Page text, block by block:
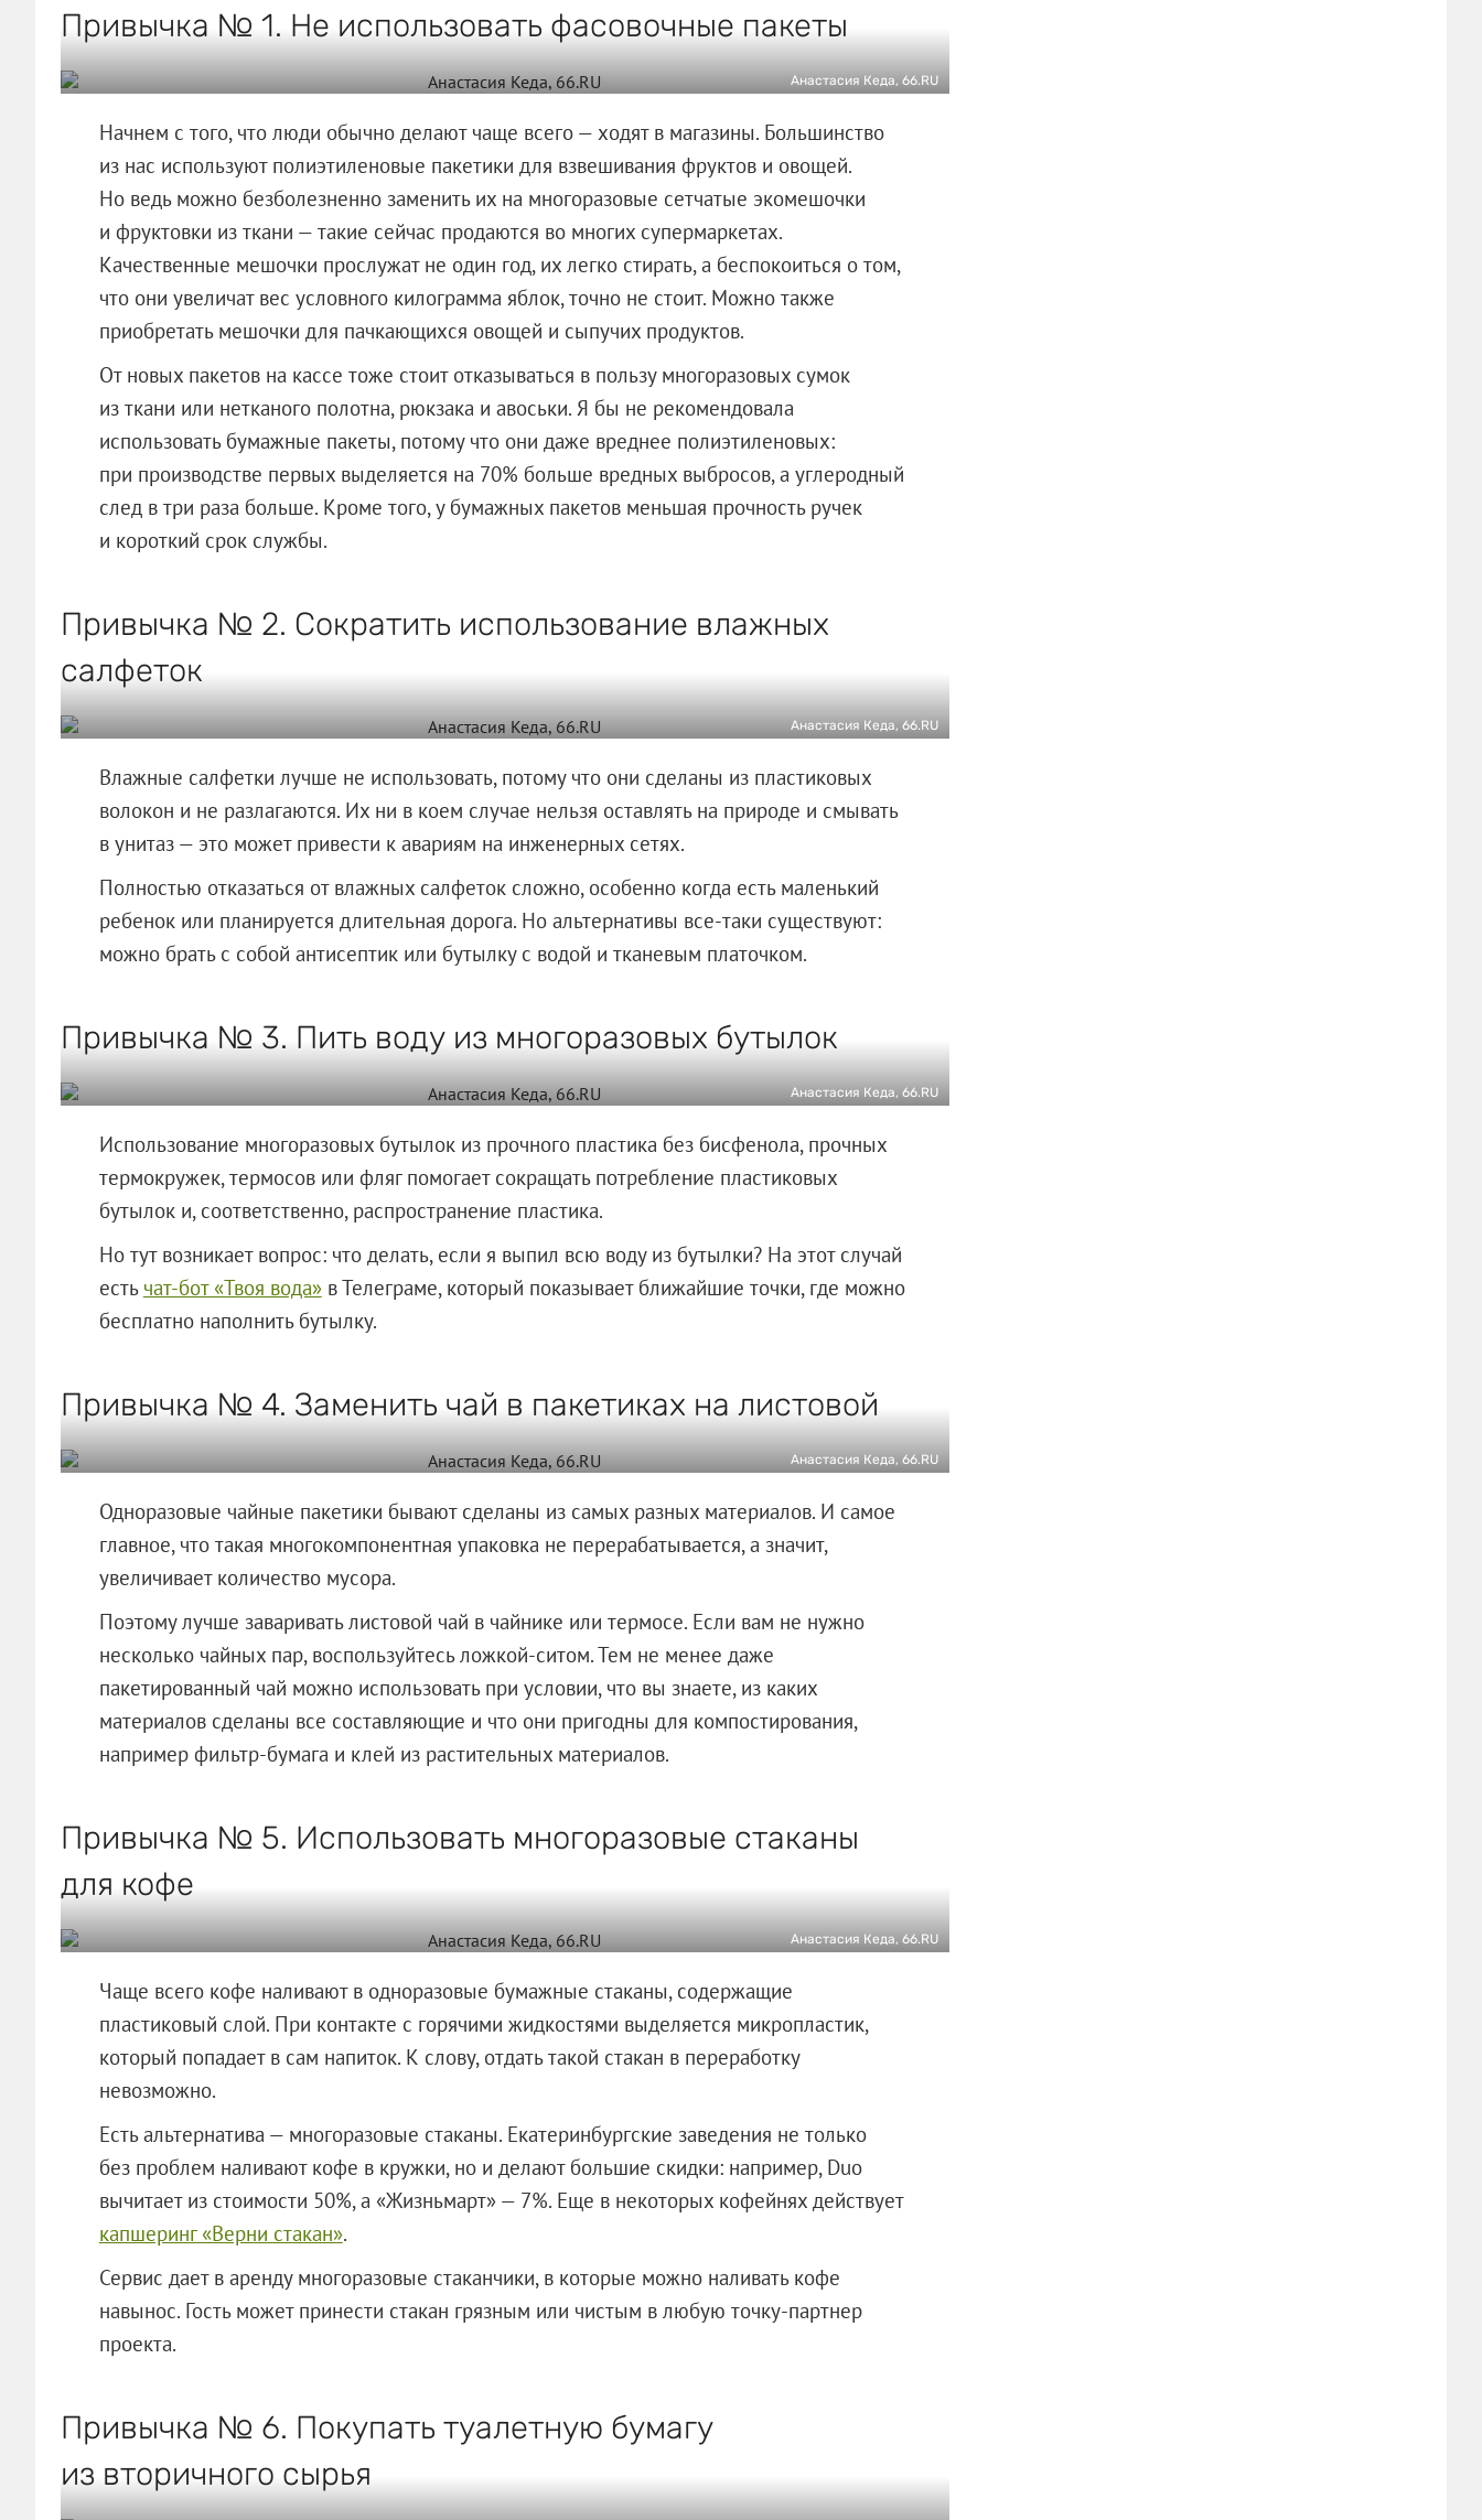
Привычка № 1. Не использовать фасовочные пакеты
Анастасия Кеда, 66.RU
Начнем с того, что люди обычно делают чаще всего — ходят в магазины. Большинство
из нас используют полиэтиленовые пакетики для взвешивания фруктов и овощей.
Но ведь можно безболезненно заменить их на многоразовые сетчатые экомешочки
и фруктовки из ткани — такие сейчас продаются во многих супермаркетах.
Качественные мешочки прослужат не один год, их легко стирать, а беспокоиться о том,
что они увеличат вес условного килограмма яблок, точно не стоит. Можно также
приобретать мешочки для пачкающихся овощей и сыпучих продуктов.
От новых пакетов на кассе тоже стоит отказываться в пользу многоразовых сумок
из ткани или нетканого полотна, рюкзака и авоськи. Я бы не рекомендовала
использовать бумажные пакеты, потому что они даже вреднее полиэтиленовых:
при производстве первых выделяется на 70% больше вредных выбросов, а углеродный
след в три раза больше. Кроме того, у бумажных пакетов меньшая прочность ручек
и короткий срок службы.
Привычка № 2. Сократить использование влажных
салфеток
Анастасия Кеда, 66.RU
Влажные салфетки лучше не использовать, потому что они сделаны из пластиковых
волокон и не разлагаются. Их ни в коем случае нельзя оставлять на природе и смывать
в унитаз — это может привести к авариям на инженерных сетях.
Полностью отказаться от влажных салфеток сложно, особенно когда есть маленький
ребенок или планируется длительная дорога. Но альтернативы все-таки существуют:
можно брать с собой антисептик или бутылку с водой и тканевым платочком.
Привычка № 3. Пить воду из многоразовых бутылок
Анастасия Кеда, 66.RU
Использование многоразовых бутылок из прочного пластика без бисфенола, прочных
термокружек, термосов или фляг помогает сокращать потребление пластиковых
бутылок и, соответственно, распространение пластика.
Но тут возникает вопрос: что делать, если я выпил всю воду из бутылки? На этот случай
есть чат-бот «Твоя вода»в Телеграме, который показывает ближайшие точки, где можно
бесплатно наполнить бутылку.
Привычка № 4. Заменить чай в пакетиках на листовой
Анастасия Кеда, 66.RU
Одноразовые чайные пакетики бывают сделаны из самых разных материалов. И самое
главное, что такая многокомпонентная упаковка не перерабатывается, а значит,
увеличивает количество мусора.
Поэтому лучше заваривать листовой чай в чайнике или термосе. Если вам не нужно
несколько чайных пар, воспользуйтесь ложкой-ситом. Тем не менее даже
пакетированный чай можно использовать при условии, что вы знаете, из каких
материалов сделаны все составляющие и что они пригодны для компостирования,
например фильтр-бумага и клей из растительных материалов.
Привычка № 5. Использовать многоразовые стаканы
для кофе
Анастасия Кеда, 66.RU
Чаще всего кофе наливают в одноразовые бумажные стаканы, содержащие
пластиковый слой. При контакте с горячими жидкостями выделяется микропластик,
который попадает в сам напиток. К слову, отдать такой стакан в переработку
невозможно.
Есть альтернатива — многоразовые стаканы. Екатеринбургские заведения не только
без проблем наливают кофе в кружки, но и делают большие скидки: например, Duo
вычитает из стоимости 50%, а «Жизньмарт» — 7%. Еще в некоторых кофейнях действует
капшеринг «Верни стакан».
Сервис дает в аренду многоразовые стаканчики, в которые можно наливать кофе
навынос. Гость может принести стакан грязным или чистым в любую точку-партнер
проекта.
Привычка № 6. Покупать туалетную бумагу
из вторичного сырья